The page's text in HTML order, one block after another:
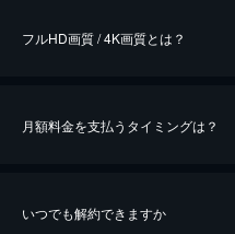
※40％ポイント還元の対象は、クレジット
フルHD画質 / 4K画質とは？
月額料金を支払うタイミングは？
いつでも解約できますか